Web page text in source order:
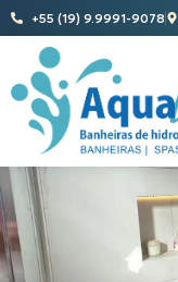
+55 (19) 9.9991-9078